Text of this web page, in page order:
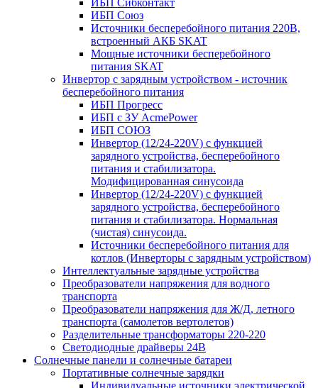
ИБП Сибконтакт
ИБП Союз
Источники бесперебойного питания 220В,
встроенный АКБ SKAT
Мощные источники бесперебойного
питания SKAT
Инвертор с зарядным устройством - источник
бесперебойного питания
ИБП Прогресс
ИБП с ЗУ AcmePower
ИБП СОЮЗ
Инвертор (12/24-220V) с функцией
зарядного устройства, бесперебойного
питания и стабилизатора.
Модифицированная синусоида
Инвертор (12/24-220V) с функцией
зарядного устройства, бесперебойного
питания и стабилизатора. Нормальная
(чистая) синусоида.
Источники бесперебойного питания для
котлов (Инверторы с зарядным устройством)
Интеллектуальные зарядные устройства
Преобразователи напряжения для водного
транспорта
Преобразователи напряжения для Ж/Д, летного
транспорта (самолетов вертолетов)
Разделительные трансформаторы 220-220
Светодиодные драйверы 24В
Солнечные панели и солнечные батареи
Портативные солнечные зарядки
Индивидуальные источники электрической